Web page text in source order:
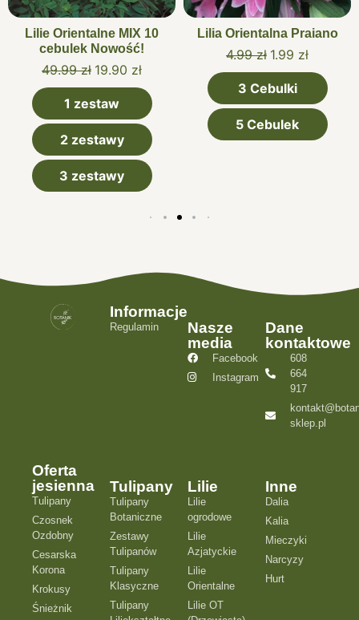
Lilie Orientalne MIX 10
cebulek Nowość!
49.99zł 19.90 zł
1 zestaw
2 zestawy
3 zestawy
Lilia Orientalna Praiano
4.99zł 1.99 zł
3 Cebulki
5 Cebulek
Informacje
Regulamin
Nasze
media
Facebook
Instagram
Dane
kontaktowe
608
664
917
sklep.pl
Oferta
jesienna
Tulipany
Czosnek
Ozdobny
Cesarska
Korona
Krokusy
Śnieżnik
Tulipany
Tulipany
Botaniczne
Zestawy
Tulipanów
Tulipany
Klasyczne
Tulipany
Lilie
Lilie
ogrodowe
Lilie
Azjatyckie
Lilie
Orientalne
Lilie OT
Inne
Dalia
Kalia
Mieczyki
Narcyzy
Hurt